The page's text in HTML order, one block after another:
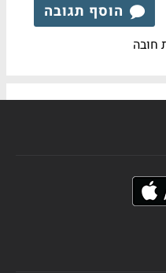
הוסף תגובה
חובה